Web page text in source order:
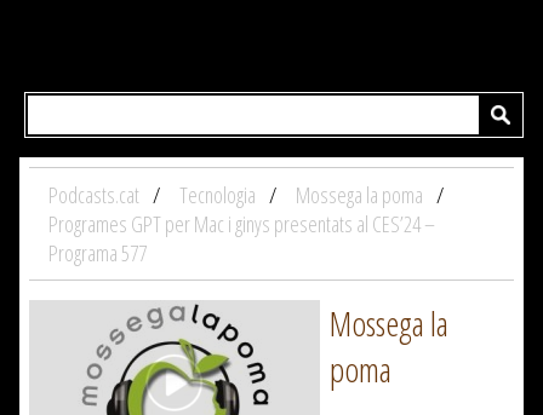
Podcasts.cat Tecnologia
Mossega la poma
Programes GPT per Mac i ginys presentats al CES’24 –
Programa 577
Mossega la
poma